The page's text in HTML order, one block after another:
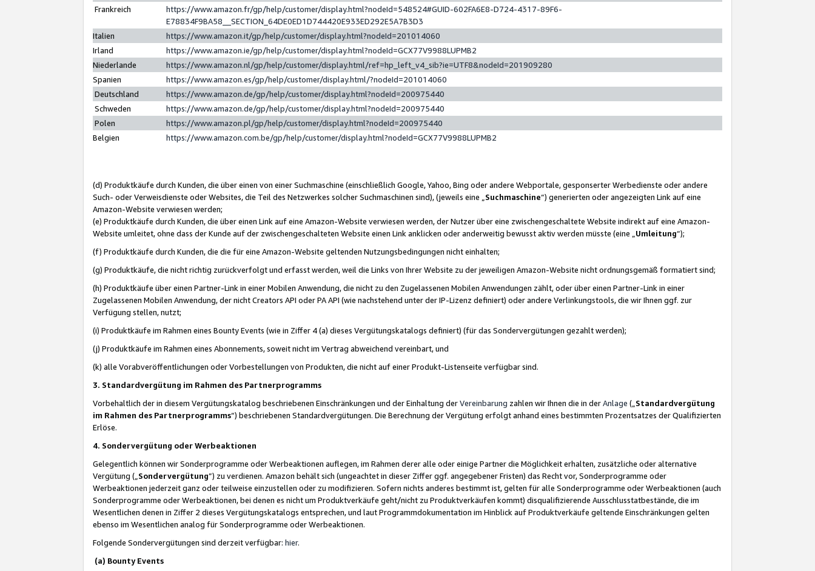
Frankreich
https://www.amazon.fr/gp/help/customer/display.html?nodeId=548524#GUID-602FA6E8-D724-4317-89F6-
E78834F9BA58__SECTION_64DE0ED1D744420E933ED292E5A7B3D3
Italien
https://www.amazon.it/gp/help/customer/display.html?nodeId=201014060
Irland
https://www.amazon.ie/gp/help/customer/display.html?nodeId=GCX77V9988LUPMB2
Niederlande
https://www.amazon.nl/gp/help/customer/display.html/ref=hp_left_v4_sib?ie=UTF8&nodeId=201909280
Spanien
https://www.amazon.es/gp/help/customer/display.html/?nodeId=201014060
Deutschland
https://www.amazon.de/gp/help/customer/display.html?nodeId=200975440
Schweden
https://www.amazon.de/gp/help/customer/display.html?nodeId=200975440
Polen
https://www.amazon.pl/gp/help/customer/display.html?nodeId=200975440
Belgien
https://www.amazon.com.be/gp/help/customer/display.html?nodeId=GCX77V9988LUPMB2
(d) Produktkäufe durch Kunden, die über einen von einer Suchmaschine (einschließlich Google, Yahoo, Bing oder andere Webportale, gesponserter Werbedienste oder andere
Such- oder Verweisdienste oder Websites, die Teil des Netzwerkes solcher Suchmaschinen sind), (jeweils eine „ Suchmaschine“) generierten oder angezeigten Link auf eine
Amazon-Website verwiesen werden;
(e) Produktkäufe durch Kunden, die über einen Link auf eine Amazon-Website verwiesen werden, der Nutzer über eine zwischengeschaltete Website indirekt auf eine Amazon-
Website umleitet, ohne dass der Kunde auf der zwischengeschalteten Website einen Link anklicken oder anderweitig bewusst aktiv werden müsste (eine „ Umleitung“);
(f) Produktkäufe durch Kunden, die die für eine Amazon-Website geltenden Nutzungsbedingungen nicht einhalten;
(g) Produktkäufe, die nicht richtig zurückverfolgt und erfasst werden, weil die Links von Ihrer Website zu der jeweiligen Amazon-Website nicht ordnungsgemäß formatiert sind;
(h) Produktkäufe über einen Partner-Link in einer Mobilen Anwendung, die nicht zu den Zugelassenen Mobilen Anwendungen zählt, oder über einen Partner-Link in einer
Zugelassenen Mobilen Anwendung, der nicht Creators API oder PA API (wie nachstehend unter der IP-Lizenz definiert) oder andere Verlinkungstools, die wir Ihnen ggf. zur
Verfügung stellen, nutzt;
(i) Produktkäufe im Rahmen eines Bounty Events (wie in Ziffer 4 (a) dieses Vergütungskatalogs definiert) (für das Sondervergütungen gezahlt werden);
(j) Produktkäufe im Rahmen eines Abonnements, soweit nicht im Vertrag abweichend vereinbart, und
(k) alle Vorabveröffentlichungen oder Vorbestellungen von Produkten, die nicht auf einer Produkt-Listenseite verfügbar sind.
3. Standardvergütung im Rahmen des Partnerprogramms
Vorbehaltlich der in diesem Vergütungskatalog beschriebenen Einschränkungen und der Einhaltung derVereinbarung zahlen wir Ihnen die in derAnlage („ Standardvergütung
im Rahmen des Partnerprogramms“) beschriebenen Standardvergütungen. Die Berechnung der Vergütung erfolgt anhand eines bestimmten Prozentsatzes der Qualifizierten
Erlöse.
4. Sondervergütung oder Werbeaktionen
Gelegentlich können wir Sonderprogramme oder Werbeaktionen auflegen, im Rahmen derer alle oder einige Partner die Möglichkeit erhalten, zusätzliche oder alternative
Vergütung („ Sondervergütung”) zu verdienen. Amazon behält sich (ungeachtet in dieser Ziffer ggf. angegebener Fristen) das Recht vor, Sonderprogramme oder
Werbeaktionen jederzeit ganz oder teilweise einzustellen oder zu modifizieren. Sofern nichts anderes bestimmt ist, gelten für alle Sonderprogramme oder Werbeaktionen (auch
Sonderprogramme oder Werbeaktionen, bei denen es nicht um Produktverkäufe geht/nicht zu Produktverkäufen kommt) disqualifizierende Ausschlusstatbestände, die im
Wesentlichen denen in Ziffer 2 dieses Vergütungskatalogs entsprechen, und laut Programmdokumentation im Hinblick auf Produktverkäufe geltende Einschränkungen gelten
ebenso im Wesentlichen analog für Sonderprogramme oder Werbeaktionen.
Folgende Sondervergütungen sind derzeit verfügbar: hier.
(a) Bounty Events